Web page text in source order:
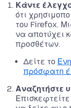
Κάντε
ότι
του Firefox.
να αποτύχει
προσθέτων.
Δείτε το
πρόσφατη
Αναζητήστε
Επισκεφτείτε